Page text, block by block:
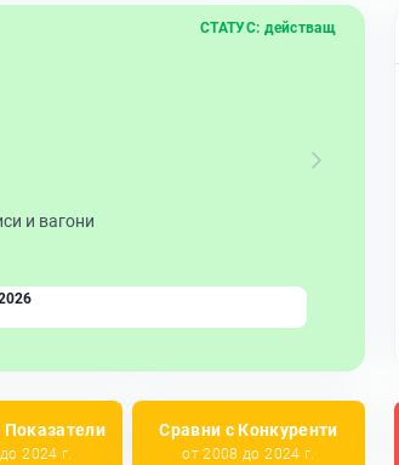
СТАТУС: действащ
и вагони
2024 г.
Сравни с Конкуренти
от 2008 до 2024 г.